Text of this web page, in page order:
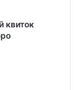
квиток